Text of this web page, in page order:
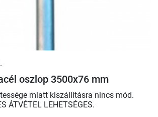
oszlop 3500x76 mm
miatt kiszállításra nincs mód.
ÁTVÉTEL LEHETSÉGES.